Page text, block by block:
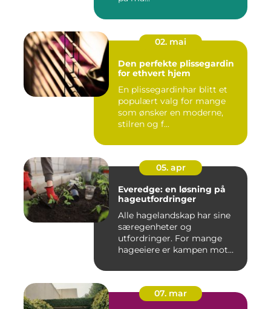
02. mai
Den perfekte plissegardin
for ethvert hjem
En plissegardinhar blitt et
populært valg for mange
som ønsker en moderne,
stilren og f...
05. apr
Everedge: en løsning på
hageutfordringer
Alle hagelandskap har sine
særegenheter og
utfordringer. For mange
hageeiere er kampen mot
07. mar